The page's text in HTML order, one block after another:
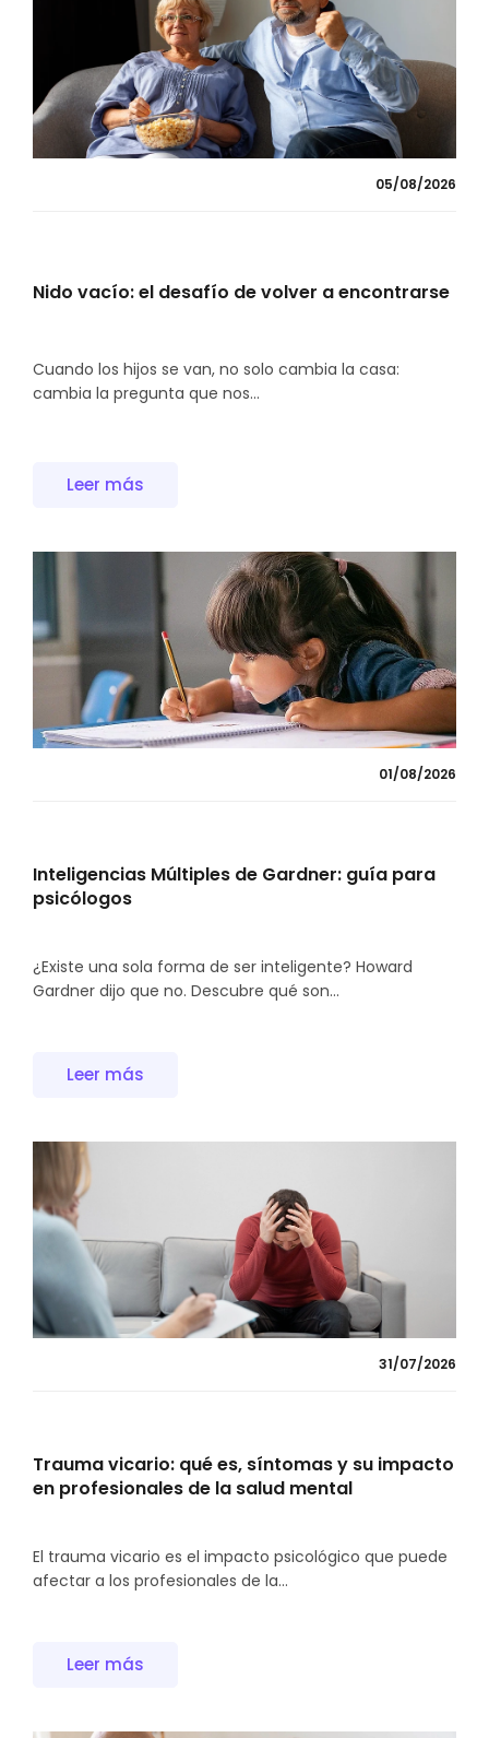
05/08/2026
Nido vacío: el desafío de volver a encontrarse
Cuando los hijos se van, no solo cambia la casa:
cambia la pregunta que nos...
Leer más
01/08/2026
Inteligencias Múltiples de Gardner: guía para
psicólogos
¿Existe una sola forma de ser inteligente? Howard
Gardner dijo que no. Descubre qué son...
Leer más
31/07/2026
Trauma vicario: qué es, síntomas y su impacto
en profesionales de la salud mental
El trauma vicario es el impacto psicológico que puede
afectar a los profesionales de la...
Leer más